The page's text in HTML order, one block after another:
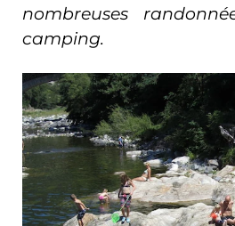
nombreuses
camping.